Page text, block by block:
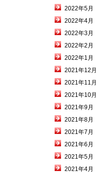
2022年5月
2022年4月
2022年3月
2022年2月
2022年1月
2021年12月
2021年11月
2021年10月
2021年9月
2021年8月
2021年7月
2021年6月
2021年5月
2021年4月